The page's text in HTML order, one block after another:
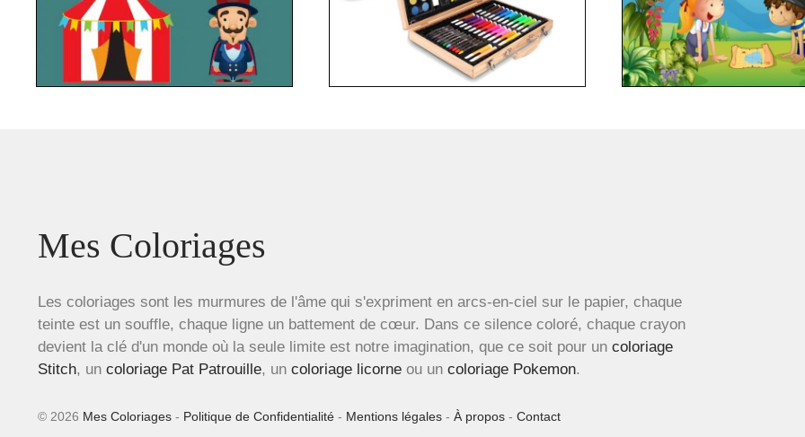
Mes Coloriages
Les coloriages sont les murmures de l'âme qui s'expriment en arcs-en-ciel sur le papier, chaque
teinte est un souffle, chaque ligne un battement de cœur. Dans ce silence coloré, chaque crayon
devient la clé d'un monde où la seule limite est notre imagination, que ce soit pour un coloriage
Stitch, un coloriage Pat Patrouille, un coloriage licorne ou un coloriage Pokemon.
© 2026 Mes Coloriages - Politique de Confidentialité - Mentions légales - À propos - Contact